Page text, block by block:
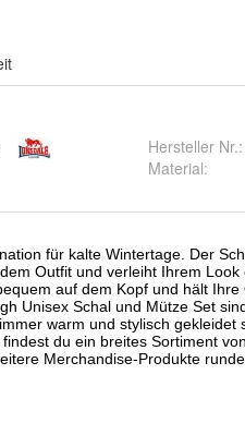
Hersteller Nr.:
Material: